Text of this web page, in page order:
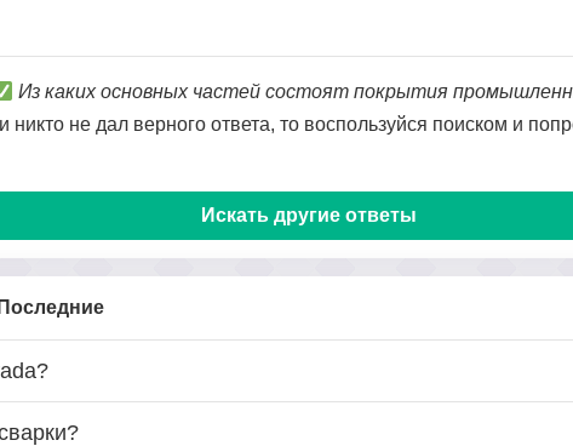
Из каких основных частей состоят покрытия
никто не дал верного ответа, то воспользуйся поиском и
Искать другие ответы